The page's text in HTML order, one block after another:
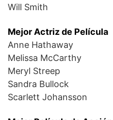
Will Smith
Mejor Actriz de Película
Anne Hathaway
Melissa McCarthy
Meryl Streep
Sandra Bullock
Scarlett Johansson